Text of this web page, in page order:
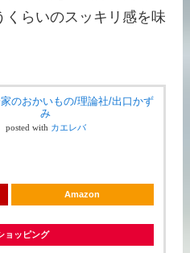
くらいのスッキリ感を味
のおかいもの/理論社/出口かず
み
posted with カエレバ
Amazon
ョッピング